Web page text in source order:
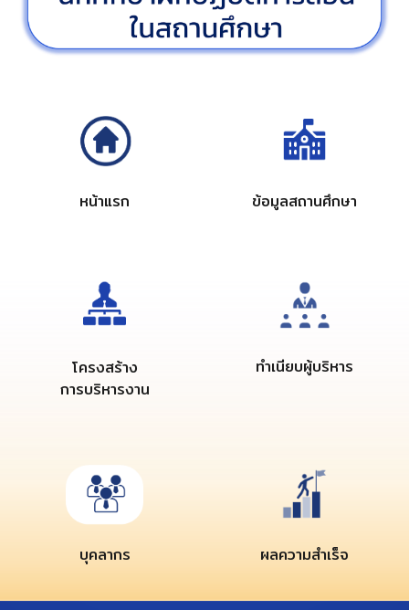
หน้าแรก ข้อมูลสถานศึกษา
โครงสร้าง
การบริหารงาน
ทำเนียบผู้บริหาร
บุคลากร ผลความสำเร็จ